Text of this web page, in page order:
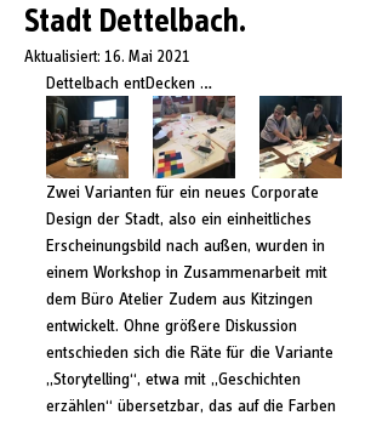
Stadt Dettelbach.
Aktualisiert: 16. Mai 2021
Dettelbach entDecken …
Zwei Varianten für ein neues Corporate
Design der Stadt, also ein einheitliches
Erscheinungsbild nach außen, wurden in
einem Workshop in Zusammenarbeit mit
dem Büro Atelier Zudem aus Kitzingen
entwickelt. Ohne größere Diskussion
entschieden sich die Räte für die Variante
„Storytelling“, etwa mit „Geschichten
erzählen“ übersetzbar, das auf die Farben